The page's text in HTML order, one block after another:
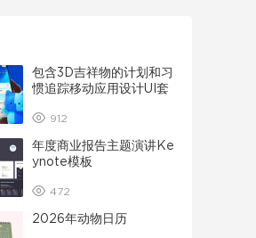
包含3D吉祥物的计划和习
惯追踪移动应用设计UI套
912
年度商业报告主题演讲Ke
ynote模板
472
2026年动物日历